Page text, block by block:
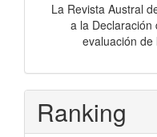
La Revista Austral
a la Declaración
evaluación de
Ranking